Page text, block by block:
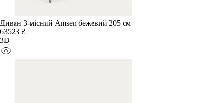
Диван 3-місний Amsen бежевий 205 см
63523 ₴
3D